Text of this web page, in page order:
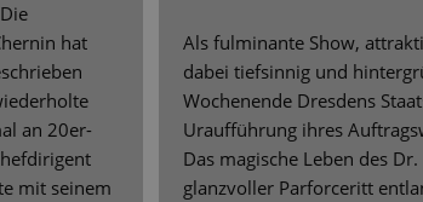
hat
an 20er-
mit seinem
Als fulminante Show,
dabei tiefsinnig und
Wochenende Dresdens
Uraufführung ihres
Das magische Leben des
glanzvoller Parforceritt